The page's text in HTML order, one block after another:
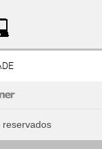
Mendes
reservados